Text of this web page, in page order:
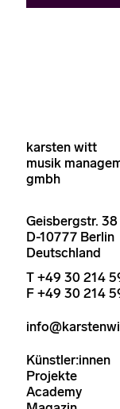
karsten witt
musik
gmbh
Geisbergstr. 38
D-10777 Berlin
Deutschland
T +49 30 214
F +49 30 214
Künstler:innen
Projekte
Academy